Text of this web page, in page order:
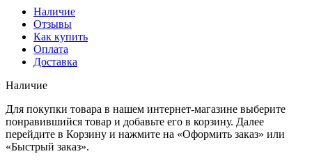
Наличие
Отзывы
Как купить
Оплата
Доставка
Наличие
Для покупки товара в нашем интернет-магазине выберите
понравившийся товар и добавьте его в корзину. Далее
перейдите в Корзину и нажмите на «Оформить заказ» или
«Быстрый заказ».